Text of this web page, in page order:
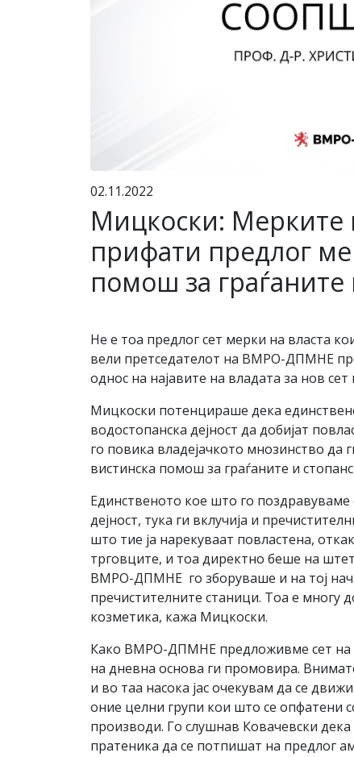
02.11.2022
Мицкоски: Мерките
прифати предлог
помош за граѓаните
Не е тоа предлог сет мерки на власта
вели претседателот на ВМРО-ДПМНЕ
однос на најавите на владата за нов
Мицкоски потенцираше дека
водостопанска дејност да добијат
го повика владејачкото мнозинство
вистинска помош за граѓаните и
Единственото кое што го поздравуваме
дејност, тука ги вклучија и
што тие ја нарекуваат повластена,
трговците, и тоа директно беше на
ВМРО-ДПМНЕ го зборуваше и на тој
пречистителните станици. Тоа е многу
козметика, кажа Мицкоски.
Како ВМРО-ДПМНЕ предложивме сет на
на дневна основа ги промовира.
и во таа насока јас очекувам да се
оние целни групи кои што се опфатени
производи. Го слушнав Ковачевски
пратеника да се потпишат на предлог